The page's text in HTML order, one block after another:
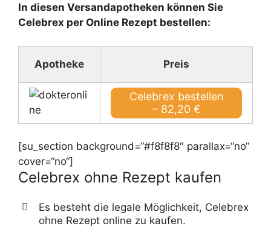
In diesen Versandapotheken können Sie
Celebrex per Online Rezept bestellen:
Apotheke Preis
Celebrex bestellen
– 82,20 €
[su_section background=“#f8f8f8″ parallax=“no“
cover=“no“]
Celebrex ohne Rezept kaufen
Es besteht die legale Möglichkeit, Celebrex
ohne Rezept online zu kaufen.